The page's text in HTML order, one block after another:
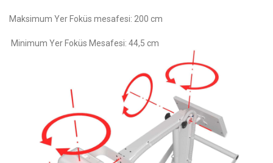
Maksimum Yer Foküs mesafesi: 200 cm
Minimum Yer Foküs Mesafesi: 44,5 cm